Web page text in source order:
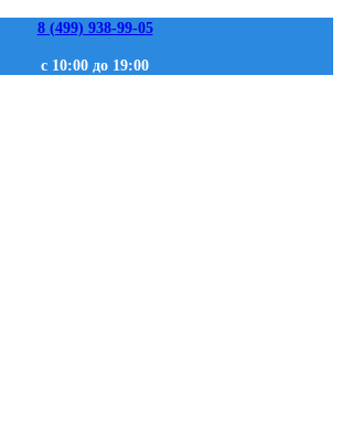
8 (499) 938-99-05
с 10:00 до 19:00